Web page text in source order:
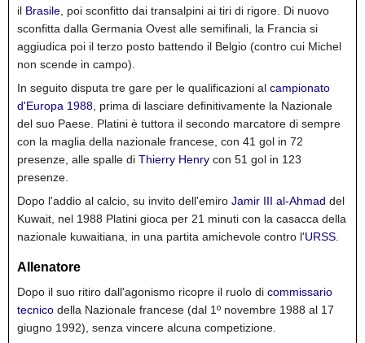
il Brasile , poi sconfitto dai transalpini ai tiri di rigore. Di nuovo
sconfitta dalla Germania Ovest alle semifinali, la Francia si
aggiudica poi il terzo posto battendo il Belgio (contro cui Michel
non scende in campo).
In seguito disputa tre gare per le qualificazioni al campionato
d'Europa 1988 , prima di lasciare definitivamente la Nazionale
del suo Paese. Platini è tuttora il secondo marcatore di sempre
con la maglia della nazionale francese, con 41 gol in 72
presenze, alle spalle di Thierry Henry con 51 gol in 123
presenze.
Dopo l'addio al calcio, su invito dell'emiro Jamir III al-Ahmad del
Kuwait, nel 1988 Platini gioca per 21 minuti con la casacca della
nazionale kuwaitiana, in una partita amichevole contro l'URSS
Allenatore
Dopo il suo ritiro dall'agonismo ricopre il ruolo di commissario
tecnico della Nazionale francese (dal 1º novembre 1988 al 17
giugno 1992), senza vincere alcuna competizione.